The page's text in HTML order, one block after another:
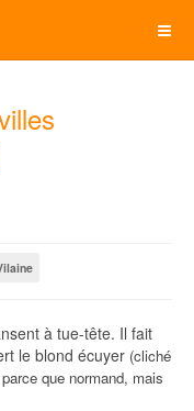
à tue-tête. Il fait
le blond écuyer (cliché
que normand, mais